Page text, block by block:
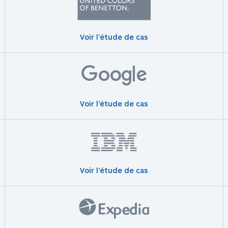
Voir l’étude de cas
Voir l’étude de cas
Voir l’étude de cas